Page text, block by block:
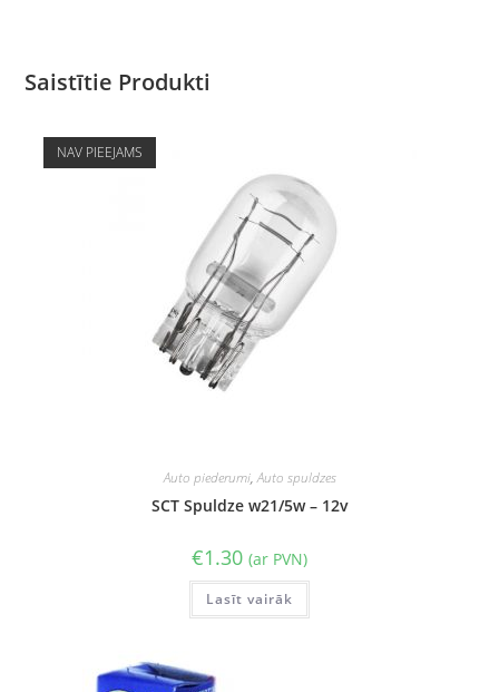
Saistītie Produkti
NAV PIEEJAMS
Auto piederumi,Auto spuldzes
SCT Spuldze w21/5w – 12v
€1.30 (ar PVN)
Lasīt vairāk